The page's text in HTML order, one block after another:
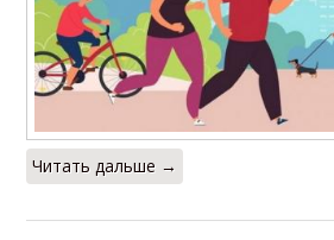
Читать дальше →